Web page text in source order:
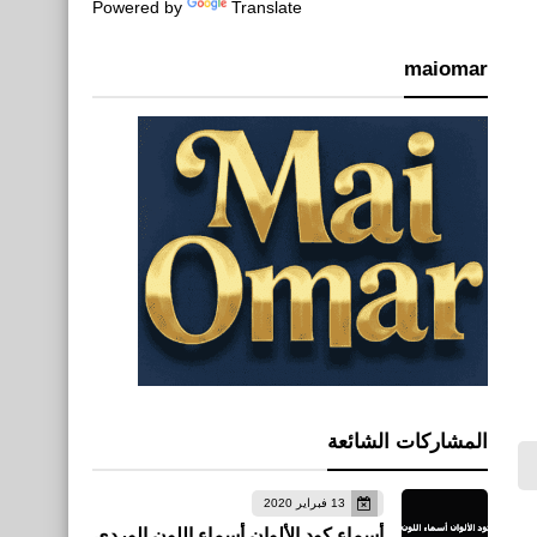
Powered by Translate
maiomar
المشاركات الشائعة
13 فبراير 2020